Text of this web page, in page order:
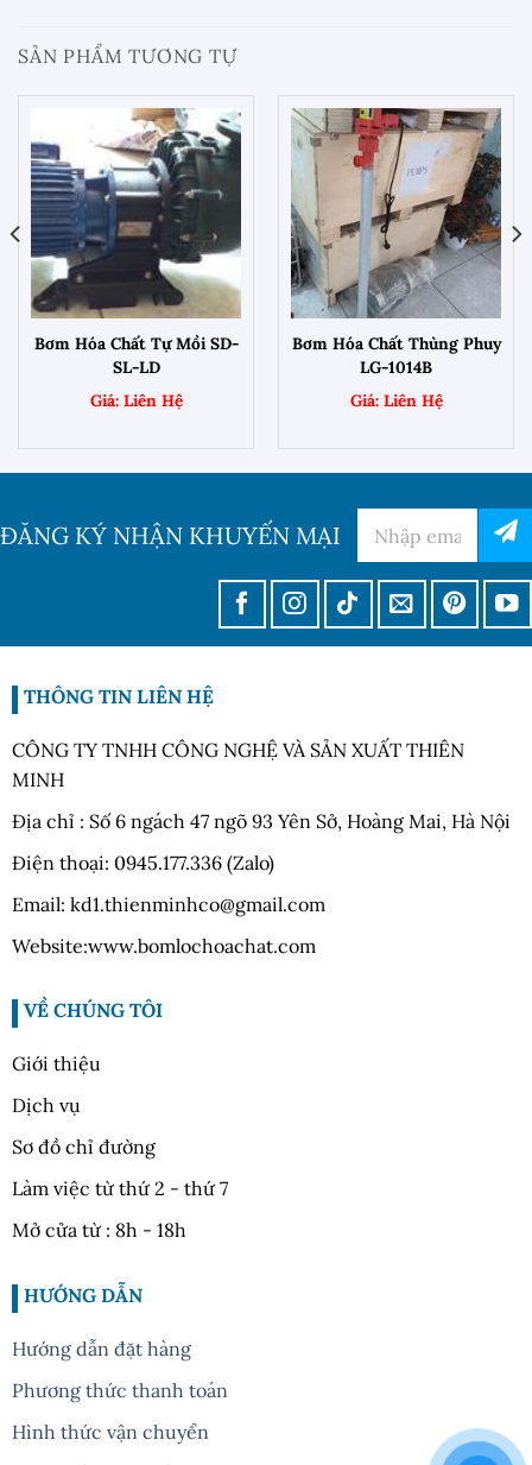
SẢN PHẨM TƯƠNG TỰ
Bơm Hóa Chất Tự Mồi SD-
SL-LD
Bơm Hóa Chất Thùng Phuy
LG-1014B
ĐĂNG KÝ NHẬN KHUYẾN MẠI
THÔNG TIN LIÊN HỆ
CÔNG TY TNHH CÔNG NGHỆ VÀ SẢN XUẤT THIÊN
MINH
Địa chỉ : Số 6 ngách 47 ngõ 93 Yên Sở, Hoàng Mai, Hà Nội
Điện thoại: 0945.177.336 (Zalo)
Email: kd1.thienminhco@gmail.com
Website:www.bomlochoachat.com
VỀ CHÚNG TÔI
Giới thiệu
Dịch vụ
Sơ đồ chỉ đường
Làm việc từ thứ 2 - thứ 7
Mở cửa từ : 8h - 18h
HƯỚNG DẪN
Hướng dẫn đặt hàng
Phương thức thanh toán
Hình thức vận chuyển